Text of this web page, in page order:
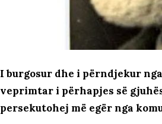
I burgosur dhe i përndjekur
veprimtar i përhapjes së
persekutohej më egër nga